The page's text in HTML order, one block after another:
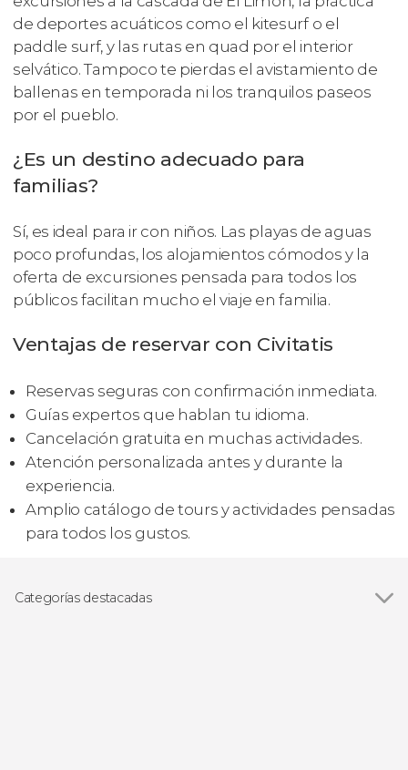
de deportes acuáticos como el kitesurf o el
paddle surf, y las rutas en quad por el interior
selvático. Tampoco te pierdas el avistamiento de
ballenas en temporada ni los tranquilos paseos
por el pueblo.
¿Es un destino adecuado para
familias?
Sí, es ideal para ir con niños. Las playas de aguas
poco profundas, los alojamientos cómodos y la
oferta de excursiones pensada para todos los
públicos facilitan mucho el viaje en familia.
Ventajas de reservar con Civitatis
Reservas seguras con confirmación inmediata.
Guías expertos que hablan tu idioma.
Cancelación gratuita en muchas actividades.
Atención personalizada antes y durante la
experiencia.
Amplio catálogo de tours y actividades pensadas
para todos los gustos.
Categorías destacadas